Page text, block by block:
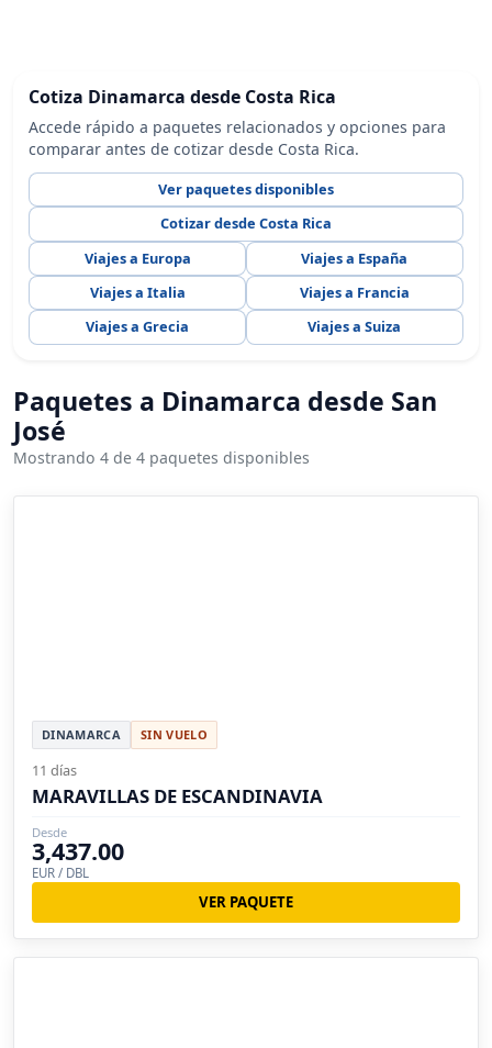
Cotiza Dinamarca desde Costa Rica
Accede rápido a paquetes relacionados y opciones para
comparar antes de cotizar desde Costa Rica.
Ver paquetes disponibles
Cotizar desde Costa Rica
Viajes a Europa
Viajes a España
Viajes a Italia
Viajes a Francia
Viajes a Grecia
Viajes a Suiza
Paquetes a Dinamarca desde San
José
Mostrando 4 de 4 paquetes disponibles
DINAMARCA SIN VUELO
11 días
MARAVILLAS DE ESCANDINAVIA
Desde
3,437.00
EUR / DBL
VER PAQUETE